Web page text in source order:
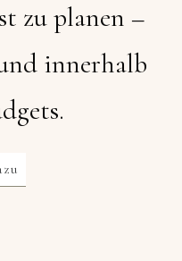
zu planen –
innerhalb